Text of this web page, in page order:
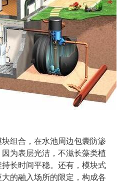
组合，在水池周边包囊防渗
为表层光洁，不滋长藻类植
长时间平稳。还有，模块式
的融入场所的限定，构成各